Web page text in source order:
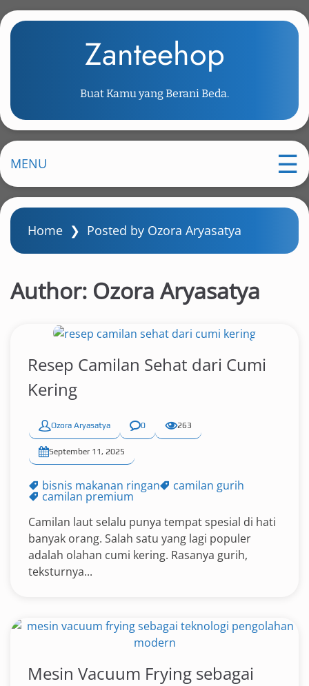
k
m
i
n
o
Zanteehop
Buat Kamu yang Berani Beda.
MENU
Home ❯ Posted by Ozora Aryasatya
Author: Ozora Aryasatya
Resep Camilan Sehat dari Cumi
Kering
Ozora Aryasatya 0 263
September 11, 2025
bisnis makanan ringan camilan gurih
camilan premium
Camilan laut selalu punya tempat spesial di hati
banyak orang. Salah satu yang lagi populer
adalah olahan cumi kering. Rasanya gurih,
teksturnya...
Mesin Vacuum Frying sebagai